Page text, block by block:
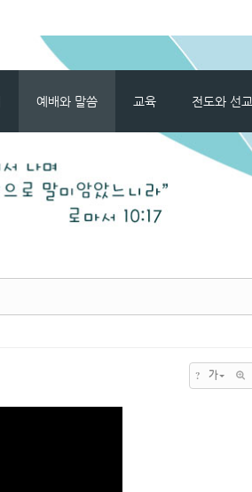
예배와 말씀 교육 전도와 선교
? 가